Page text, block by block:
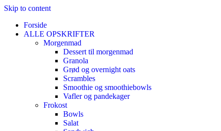
Skip to content
Forside
ALLE OPSKRIFTER
Morgenmad
Dessert til morgenmad
Granola
Grød og overnight oats
Scrambles
Smoothie og smoothiebowls
Vafler og pandekager
Frokost
Bowls
Salat